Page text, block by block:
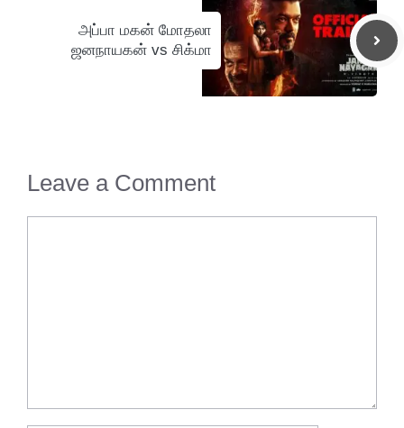
அப்பா மகன் மோதலா
ஜனநாயகன் vs சிக்மா
Leave a Comment